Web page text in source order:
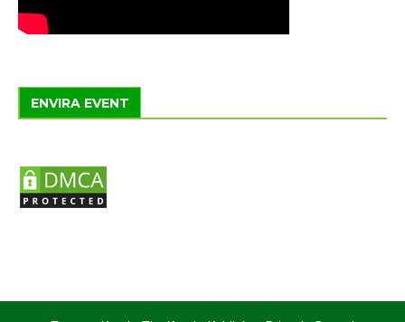
ENVIRA EVENT